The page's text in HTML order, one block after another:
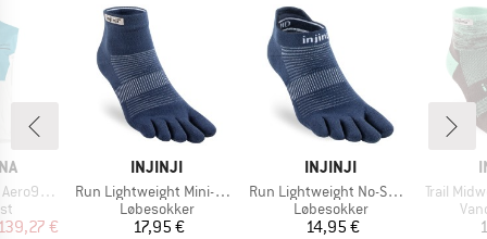
Vest
pris
€
MÆRKE
INJINJI
Artikel
Run Lightweight Mini-Crew
Produktgruppe
Løbesokker
Pris
17,95 €
MÆRKE
INJINJI
Artikel
Run Lightweight No-Show
Produktgruppe
Løbesokker
Pris
14,95 €
Artikel
Trail